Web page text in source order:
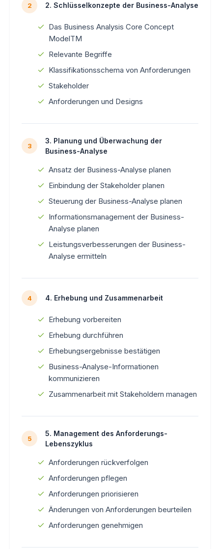
2 2. Schlüsselkonzepte der Business-Analyse
Das Business Analysis Core Concept
ModelTM
Relevante Begriffe
Klassifikationsschema von Anforderungen
Stakeholder
Anforderungen und Designs
3
3. Planung und Überwachung der
Business-Analyse
Ansatz der Business-Analyse planen
Einbindung der Stakeholder planen
Steuerung der Business-Analyse planen
Informationsmanagement der Business-
Analyse planen
Leistungsverbesserungen der Business-
Analyse ermitteln
4 4. Erhebung und Zusammenarbeit
Erhebung vorbereiten
Erhebung durchführen
Erhebungsergebnisse bestätigen
Business-Analyse-Informationen
kommunizieren
Zusammenarbeit mit Stakeholdern managen
5
5. Management des Anforderungs-
Lebenszyklus
Anforderungen rückverfolgen
Anforderungen pflegen
Anforderungen priorisieren
Änderungen von Anforderungen beurteilen
Anforderungen genehmigen